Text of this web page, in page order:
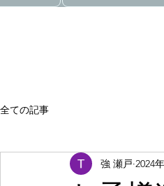
全ての記事
強 瀬戸 2024